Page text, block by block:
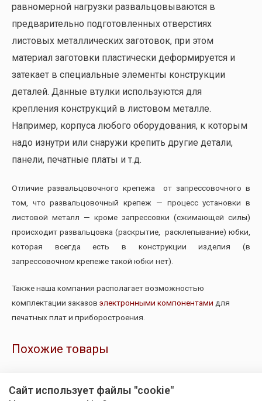
равномерной нагрузки развальцовываются в
предварительно подготовленных отверстиях
листовых металлических заготовок, при этом
материал заготовки пластически деформируется и
затекает в специальные элементы конструкции
деталей. Данные втулки используются для
крепления конструкций в листовом металле.
Например, корпуса любого оборудования, к которым
надо изнутри или снаружи крепить другие детали,
панели, печатные платы и т.д.
Отличие развальцовочного крепежа от запрессовочного в
том, что развальцовочный крепеж — процесс установки в
листовой металл — кроме запрессовки (сжимающей силы)
происходит развальцовка (раскрытие, расклепывание) юбки,
которая всегда есть в конструкции изделия (в
запрессовочном крепеже такой юбки нет).
Также наша компания располагает возможностью
комплектации заказов электронными компонентами для
печатных плат и приборостроения.
Похожие товары
Сайт использует файлы "cookie"